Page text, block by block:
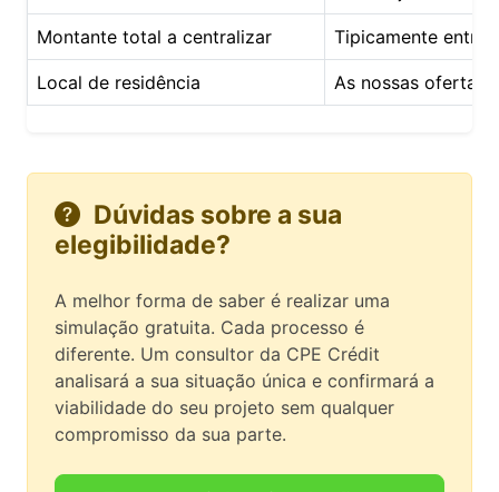
Montante total a centralizar Tipicamente entre
Local de residência As nossas ofertas
Dúvidas sobre a sua
elegibilidade?
A melhor forma de saber é realizar uma
simulação gratuita. Cada processo é
diferente. Um consultor da CPE Crédit
analisará a sua situação única e confirmará a
viabilidade do seu projeto sem qualquer
compromisso da sua parte.